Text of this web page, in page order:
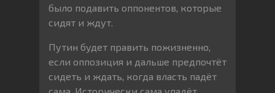
было подавить оппонентов, которые
сидят и ждут.
Путин будет править пожизненно,
если оппозиция и дальше предпочтёт
сидеть и ждать, когда власть падёт